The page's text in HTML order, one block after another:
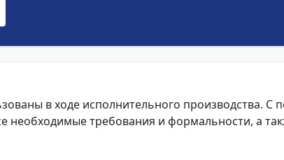
в ходе исполнительного производства.
необходимые требования и формальности, а